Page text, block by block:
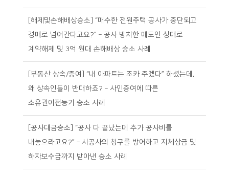
[해제및손해배상승소] “매수한 전원주택 공사가 중단되고
경매로 넘어간다고요?” – 공사 방치한 매도인 상대로
계약해제 및 3억 원대 손해배상 승소 사례
[부동산 상속/증여] “내 아파트는 조카 주겠다” 하셨는데,
왜 상속인들이 반대하죠? – 사인증여에 따른
소유권이전등기 승소 사례
[공사대금승소] “공사 다 끝났는데 추가 공사비를
내놓으라고요?” – 시공사의 청구를 방어하고 지체상금 및
하자보수금까지 받아낸 승소 사례